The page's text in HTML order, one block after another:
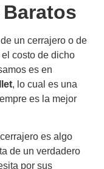
un cerrajero o de
costo de dicho
es en
, lo cual es una
es la mejor
es algo
de un verdadero
por sus